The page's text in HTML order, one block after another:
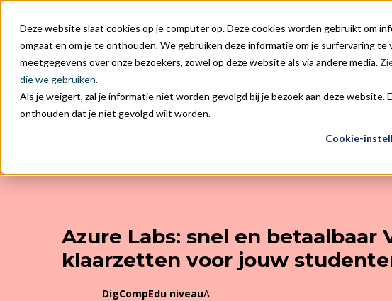
Deze website slaat cookies op je computer op. Deze cookies worden gebruikt om
omgaat en om je te onthouden. We gebruiken deze informatie om je surfervaring
meetgegevens over onze bezoekers, zowel op deze website als via andere media.
die we gebruiken.
Als je weigert, zal je informatie niet worden gevolgd bij je bezoek aan deze
onthouden dat je niet gevolgd wilt worden.
Cookie-
Azure Labs: snel en betaalbaar
klaarzetten voor jouw
DigCompEdu niveauA